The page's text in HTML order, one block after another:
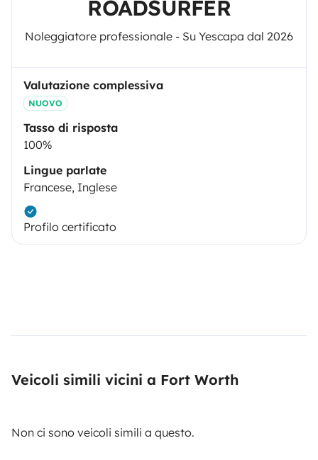
ROADSURFER
Noleggiatore professionale - Su Yescapa dal 2026
Valutazione complessiva
NUOVO
Tasso di risposta
100%
Lingue parlate
Francese, Inglese
Profilo certificato
Veicoli simili vicini a Fort Worth
Non ci sono veicoli simili a questo.